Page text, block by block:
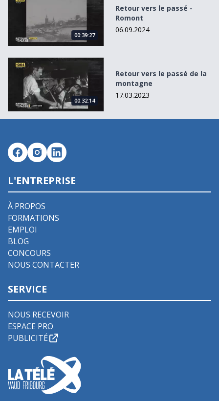
00:39:27
Retour vers le passé -
Romont
06.09.2024
Retour vers le passé de la montagne
00:32:14
Retour vers le passé de la
montagne
17.03.2023
L'ENTREPRISE
À PROPOS
FORMATIONS
EMPLOI
BLOG
CONCOURS
NOUS CONTACTER
SERVICE
NOUS RECEVOIR
ESPACE PRO
PUBLICITÉ